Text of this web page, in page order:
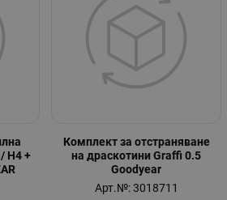
H4 +
Комплект за отстраняване
на драскотини Graffi 0.5
Goodyear
Арт.№: 3018711